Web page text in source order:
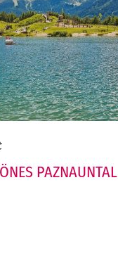
PAZNAUNTAL